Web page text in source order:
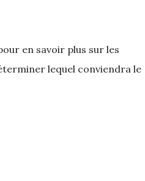
en savoir plus sur les
lequel conviendra le